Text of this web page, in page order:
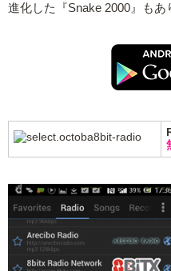
進化した『Snake 2000』もあ